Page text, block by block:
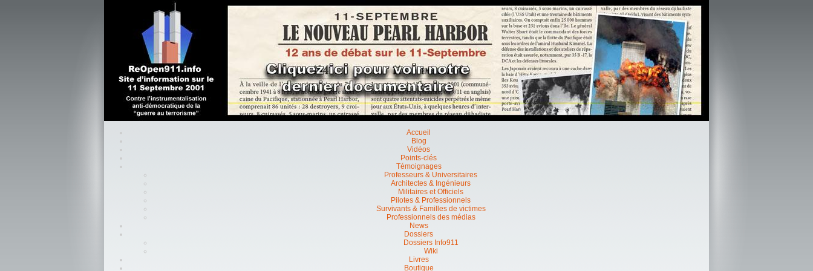
Accueil
Blog
Vidéos
Points-clés
Témoignages
Professeurs & Universitaires
Architectes & Ingénieurs
Militaires et Officiels
Pilotes & Professionnels
Survivants & Familles de victimes
Professionnels des médias
News
Dossiers
Dossiers Info911
Wiki
Livres
Boutique